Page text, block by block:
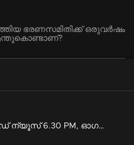
ഭരണസമിതിക്ക് ഒരുവര്‍ഷം
സ്പീഡ് ന്യൂസ് 6.30 PM, ഓഗസ്റ്റ് 08, 2026 | Speed News